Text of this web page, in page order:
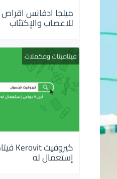
للاعصاب والإكتئاب
فيتامينات ومكملات
إستعمال له